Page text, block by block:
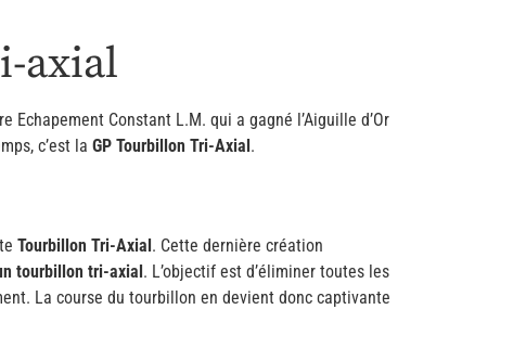
axial
Constant L.M. qui a gagné l’Aiguille d’Or
c’est la GP Tourbillon Tri-Axial.
Tourbillon Tri-Axial . Cette dernière création
tourbillon tri-axial . L’objectif est d’éliminer toutes les
La course du tourbillon en devient donc captivante